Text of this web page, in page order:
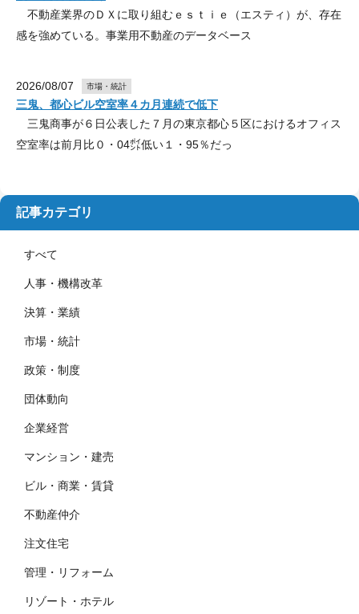
不動産業界のＤＸに取り組むｅｓｔｉｅ（エスティ）が、存在
感を強めている。事業用不動産のデータベース
2026/08/07 市場・統計
三鬼、都心ビル空室率４カ月連続で低下
三鬼商事が６日公表した７月の東京都心５区におけるオフィス
空室率は前月比０・04㌽低い１・95％だっ
記事カテゴリ
すべて
人事・機構改革
決算・業績
市場・統計
政策・制度
団体動向
企業経営
マンション・建売
ビル・商業・賃貸
不動産仲介
注文住宅
管理・リフォーム
リゾート・ホテル